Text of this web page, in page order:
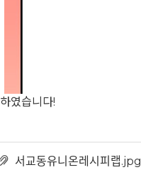
였습니다!
서교동유니온레시피랩.jpg